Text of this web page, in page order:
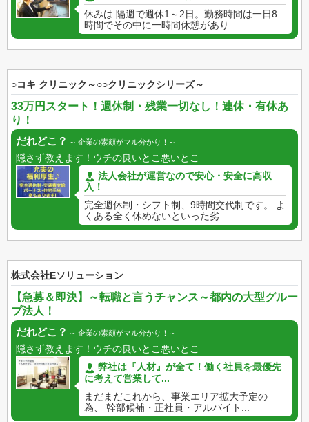
休みは 隔週で週休1～2日。勤務時間は一日8
時間でその中に一時間休憩があり...
○コキ クリニック～○○クリニックシリーズ～
33万円スタート！週休制・残業一切なし！連休・有休あ
り！
だれどこ？
企業の素顔がマル分かり！
隠さず教えます！ウチの良いとこ悪いとこ
法人会社が運営なので安心・安全に高収
入！
完全週休制・シフト制、9時間交代制です。 よ
くある全く休めないといった劣...
株式会社Eソリューション
【急募＆即決】～転職と言うチャンス～都内の大型グルー
プ法人！
だれどこ？
企業の素顔がマル分かり！
隠さず教えます！ウチの良いとこ悪いとこ
弊社は『人材』が全て！働く社員を最優先
に考えて営業して...
まだまだこれから、事業エリア拡大予定の
為、 幹部候補・正社員・アルバイト...